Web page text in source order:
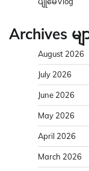
Archives
August 2026
July 2026
June 2026
May 2026
April 2026
March 2026